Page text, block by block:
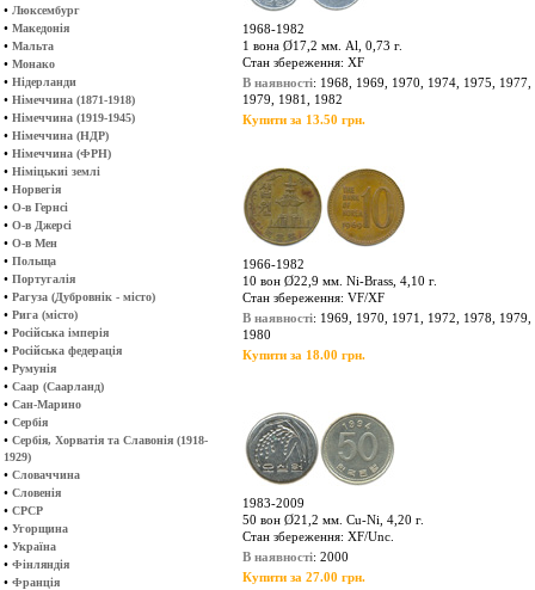
• Люксембург
• Македонія
• Мальта
• Монако
• Нідерланди
• Німеччина (1871-1918)
• Німеччина (1919-1945)
• Німеччина (НДР)
• Німеччина (ФРН)
• Німіцькиі землі
• Норвегія
• О-в Гернсі
• О-в Джерсі
• О-в Мен
• Польща
• Португалія
• Рагуза (Дубровнік - місто)
• Рига (місто)
• Російська імперія
• Російська федерація
• Румунія
• Саар (Саарланд)
• Сан-Марино
• Сербія
• Сербія, Хорватія та Славонія (1918-
1929)
• Словаччина
• Словенія
• СРСР
• Угорщина
• Україна
• Фінляндія
• Франція
1968-1982
1 вона Ø17,2 мм. Al, 0,73 г.
Стан збереження: XF
В наявності: 1968, 1969, 1970, 1974, 1975, 1977,
1979, 1981, 1982
Купити за 13.50 грн.
1966-1982
10 вон Ø22,9 мм. Ni-Brass, 4,10 г.
Стан збереження: VF/XF
В наявності: 1969, 1970, 1971, 1972, 1978, 1979,
1980
Купити за 18.00 грн.
1983-2009
50 вон Ø21,2 мм. Cu-Ni, 4,20 г.
Стан збереження: XF/Unc.
В наявності: 2000
Купити за 27.00 грн.